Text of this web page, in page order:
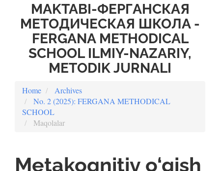
MAKTABI-ФЕРГАНСКАЯ
МЕТОДИЧЕСКАЯ ШКОЛА -
FERGANA METHODICAL
SCHOOL ILMIY-NAZARIY,
METODIK JURNALI
Home
Archives
No. 2 (2025): FERGANA METHODICAL
SCHOOL
Maqolalar
Metakognitiv o‘qish